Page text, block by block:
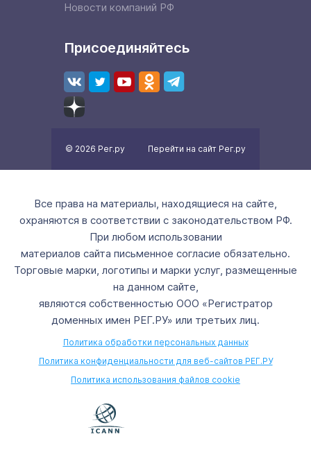
Новости компаний РФ
Присоединяйтесь
© 2026 Рег.ру Перейти на сайт Рег.ру
Все права на материалы, находящиеся на сайте,
охраняются в соответствии с законодательством РФ.
При любом использовании
материалов сайта письменное согласие обязательно.
Торговые марки, логотипы и марки услуг, размещенные
на данном сайте,
являются собственностью ООО «Регистратор
доменных имен РЕГ.РУ» или третьих лиц.
Политика обработки персональных данных
Политика конфиденциальности для веб-сайтов РЕГ.РУ
Политика использования файлов cookie